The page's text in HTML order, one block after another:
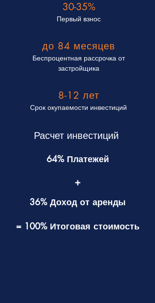
30-35%
Первый взнос
до 84 месяцев
Беспроцентная рассрочка от
застройщика
8-12 лет
Срок окупаемости инвестиций
Расчет инвестиций
64% Платежей
+
36% Доход от аренды
= 100% Итоговая стоимость